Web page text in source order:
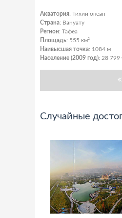
Акватория: Тихий океан
Страна: Вануату
Регион: Тафеа
Площадь: 555 км²
Наивысшая точка: 1084 м
Население (2009 год): 28 799
Случайные